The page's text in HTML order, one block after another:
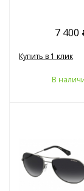
7 400
Купить в 1 клик
В